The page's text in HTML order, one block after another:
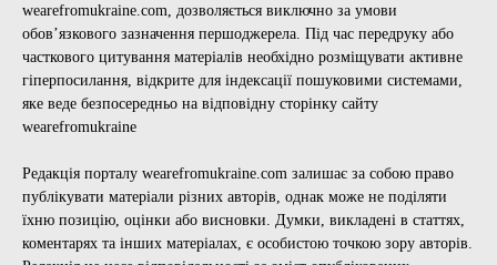
wearefromukraine.com, дозволяється виключно за умови
обов’язкового зазначення першоджерела. Під час передруку або
часткового цитування матеріалів необхідно розміщувати активне
гіперпосилання, відкрите для індексації пошуковими системами,
яке веде безпосередньо на відповідну сторінку сайту
wearefromukraine
Редакція порталу wearefromukraine.com залишає за собою право
публікувати матеріали різних авторів, однак може не поділяти
їхню позицію, оцінки або висновки. Думки, викладені в статтях,
коментарях та інших матеріалах, є особистою точкою зору авторів.